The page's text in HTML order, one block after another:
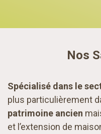
Nos
Spécialisé dans le
plus particulièrement
patrimoine ancien
et l’extension de